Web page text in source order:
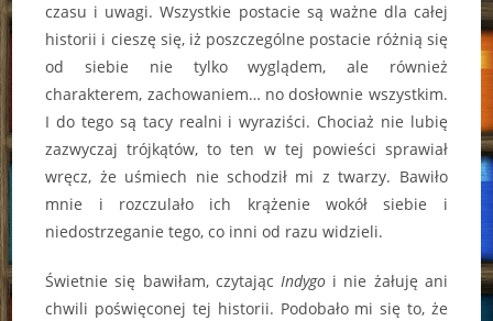
czasu i uwagi. Wszystkie postacie są ważne dla całej
historii i cieszę się, iż poszczególne postacie różnią się
od siebie nie tylko wyglądem, ale również
charakterem, zachowaniem… no dosłownie wszystkim.
I do tego są tacy realni i wyraziści. Chociaż nie lubię
zazwyczaj trójkątów, to ten w tej powieści sprawiał
wręcz, że uśmiech nie schodził mi z twarzy. Bawiło
mnie i rozczulało ich krążenie wokół siebie i
niedostrzeganie tego, co inni od razu widzieli.
Świetnie się bawiłam, czytając Indygo i nie żałuję ani
chwili poświęconej tej historii. Podobało mi się to, że